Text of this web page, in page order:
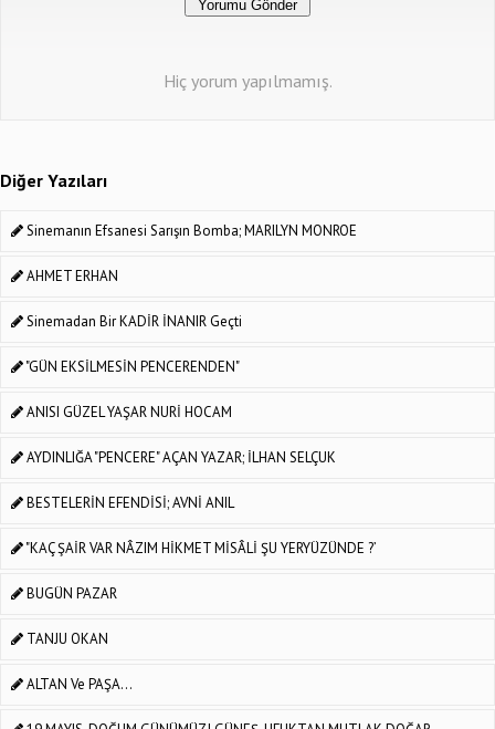
Hiç yorum yapılmamış.
Diğer Yazıları
Sinemanın Efsanesi Sarışın Bomba; MARILYN MONROE
AHMET ERHAN
Sinemadan Bir KADİR İNANIR Geçti
"GÜN EKSİLMESİN PENCERENDEN"
ANISI GÜZEL YAŞAR NURİ HOCAM
AYDINLIĞA "PENCERE" AÇAN YAZAR; İLHAN SELÇUK
BESTELERİN EFENDİSİ; AVNİ ANIL
"KAÇ ŞAİR VAR NÂZIM HİKMET MİSÂLİ ŞU YERYÜZÜNDE ?’
BUGÜN PAZAR
TANJU OKAN
ALTAN Ve PAŞA...